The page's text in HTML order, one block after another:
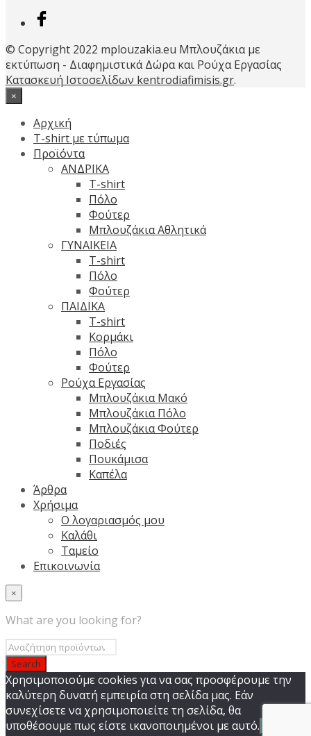
© Copyright 2022 mplouzakia.eu Μπλουζάκια με
εκτύπωση - Διαφημιστικά Δώρα και Ρούχα Εργασίας
Κατασκευή Ιστοσελίδων kentrodiafimisis.gr.
×
Αρχική
T-shirt με τύπωμα
Προϊόντα
ΑΝΔΡΙΚΑ
T-shirt
Πόλο
Φούτερ
Μπλουζάκια Αθλητικά
ΓΥΝΑΙΚΕΙΑ
T-shirt
Πόλο
Φούτερ
ΠΑΙΔΙΚΑ
T-shirt
Κορμάκι
Πόλο
Φούτερ
Ρούχα Εργασίας
Μπλουζάκια Μακό
Μπλουζάκια Πόλο
Μπλουζάκια Φούτερ
Ποδιές
Πουκάμισα
Καπέλα
Άρθρα
Χρήσιμα
Ο λογαριασμός μου
Καλάθι
Ταμείο
Επικοινωνία
×
What are you looking for?
Χρησιμοποιούμε cookies για να σας προσφέρουμε την
καλύτερη δυνατή εμπειρία στη σελίδα μας. Εάν
συνεχίσετε να χρησιμοποιείτε τη σελίδα, θα
υποθέσουμε πως είστε ικανοποιημένοι με αυτό.